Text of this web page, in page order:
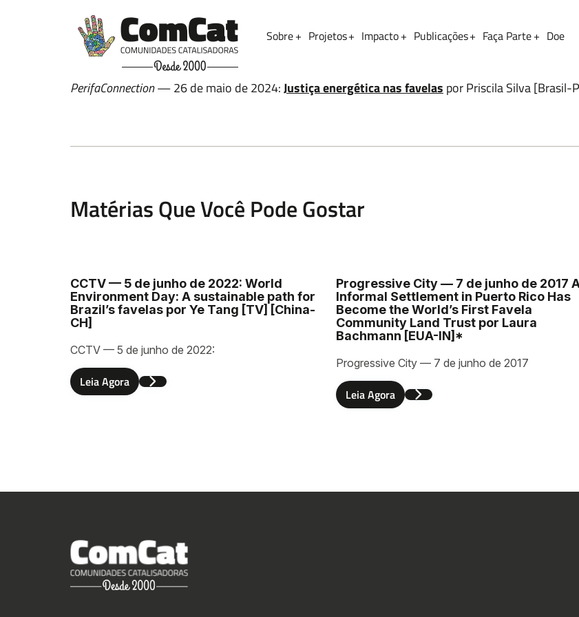
Sobre Projetos Impacto Publicações Faça Parte Doe
PerifaConnection— 26 de maio de 2024:Justiça energética nas favelas por Priscila Silva [Brasil-
Matérias Que Você Pode Gostar
CCTV — 5 de junho de 2022: World
Environment Day: A sustainable path for
Brazil’s favelas por Ye Tang [TV] [China-
CH]
CCTV — 5 de junho de 2022:
Leia Agora
Progressive City — 7 de junho de 2017
Informal Settlement in Puerto Rico Has
Become the World’s First Favela
Community Land Trust por Laura
Bachmann [EUA-IN]*
Progressive City — 7 de junho de 2017
Leia Agora
Nome Sobrenome